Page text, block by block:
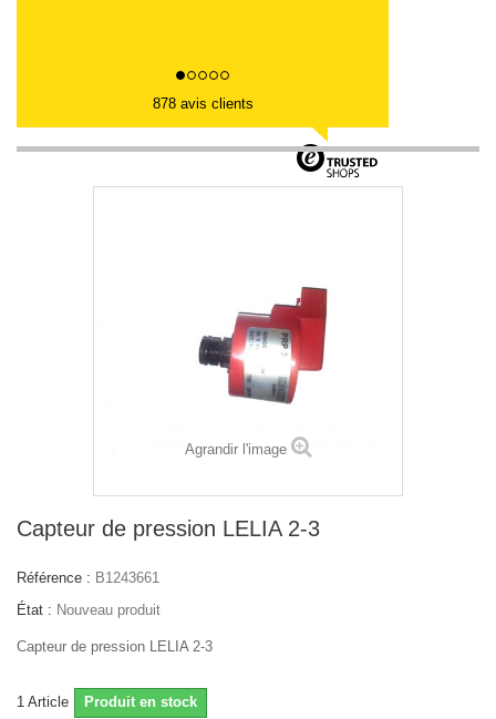
878 avis clients
Agrandir l'image
Capteur de pression LELIA 2-3
Référence : B1243661
État : Nouveau produit
Capteur de pression LELIA 2-3
1 Article Produit en stock